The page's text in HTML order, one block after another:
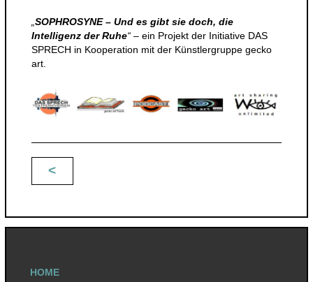
SOPHROSYNE – Und es gibt sie doch, die
Intelligenz der Ruhe“– ein Projekt der Initiative DAS
SPRECH in Kooperation mit der Künstlergruppe gecko
art.
<
HOME